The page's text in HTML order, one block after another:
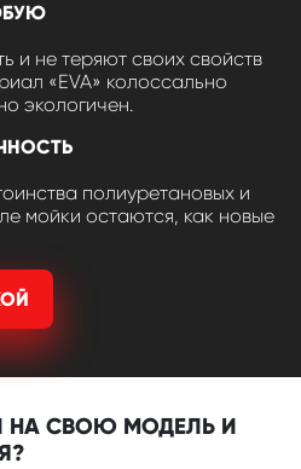
и не теряют своих свойств
«EVA» колоссально
экологичен.
полиуретановых и
мойки остаются, как новые
НА СВОЮ МОДЕЛЬ И